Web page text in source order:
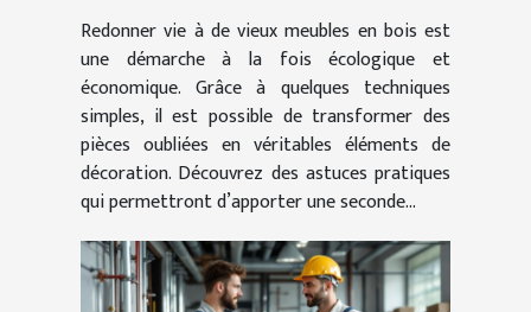
Redonner vie à de vieux meubles en bois est
une démarche à la fois écologique et
économique. Grâce à quelques techniques
simples, il est possible de transformer des
pièces oubliées en véritables éléments de
décoration. Découvrez des astuces pratiques
qui permettront d’apporter une seconde...